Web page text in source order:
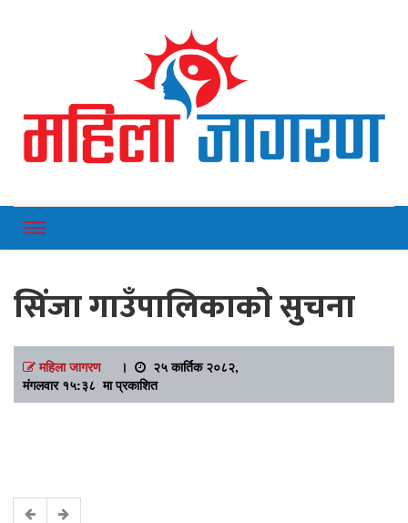
Mahilajagaran
सिंजा गाउँपालिकाकाे सुचना
महिला जागरण।
२५ कार्तिक २०८२,
मंगलवार १५:३८ मा प्रकाशित